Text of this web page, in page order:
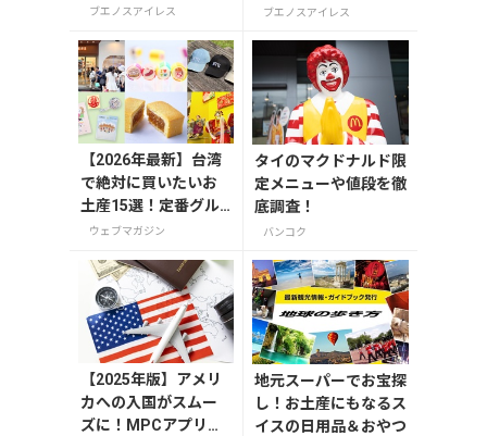
ブエノスアイレス ブエノスアイレス
【2026年最新】台湾
で絶対に買いたいお
土産15選！定番グル
メやかわいい雑貨、
ウェブマガジン
タイのマクドナルド限
定メニューや値段を徹
底調査！
バンコク
【2025年版】アメリ
カへの入国がスムー
ズに！MPCアプリの
地元スーパーでお宝探
し！お土産にもなるス
イスの日用品＆おやつ